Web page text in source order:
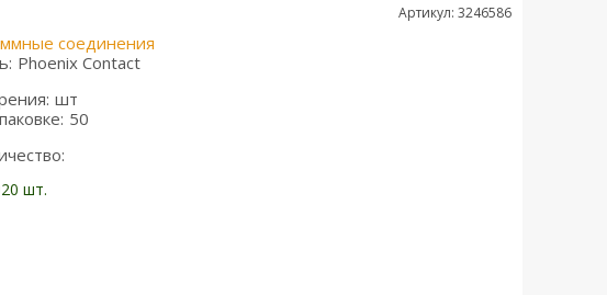
Артикул: 3246586
соединения
Phoenix Contact
шт
50
шт.